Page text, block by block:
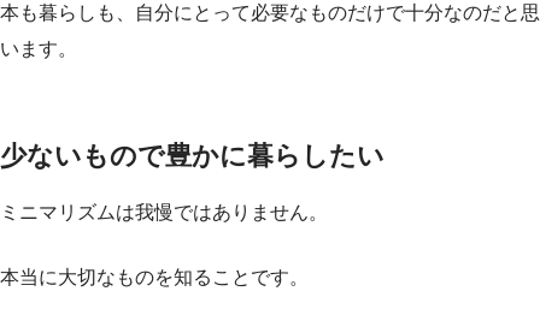
本も暮らしも、自分にとって必要なものだけで十分なのだと思
います。
少ないもので豊かに暮らしたい
ミニマリズムは我慢ではありません。
本当に大切なものを知ることです。